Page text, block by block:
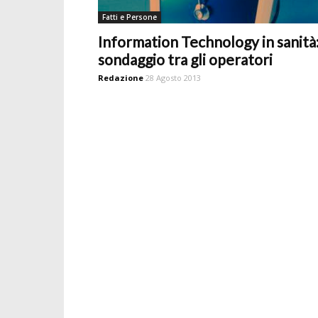
Fatti e Persone
Information Technology in
sondaggio tra gli operatori
Redazione 28 Agosto 2013